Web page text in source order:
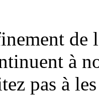
de
à
pas à